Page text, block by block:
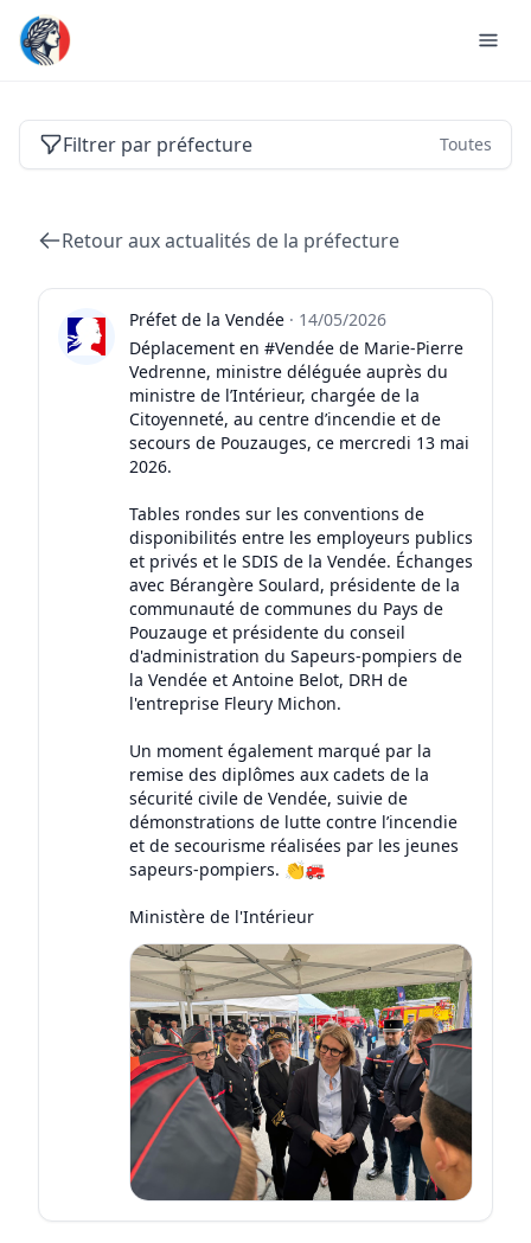
Actualités des préfectures de France
Filtrer par préfecture Toutes
Retour aux actualités de la préfecture
Préfet de la Vendée · 14/05/2026
Déplacement en #Vendée de Marie-Pierre
Vedrenne, ministre déléguée auprès du
ministre de l’Intérieur, chargée de la
Citoyenneté, au centre d’incendie et de
secours de Pouzauges, ce mercredi 13 mai
2026.
Tables rondes sur les conventions de
disponibilités entre les employeurs publics
et privés et le SDIS de la Vendée. Échanges
avec Bérangère Soulard, présidente de la
communauté de communes du Pays de
Pouzauge et présidente du conseil
d'administration du Sapeurs-pompiers de
la Vendée et Antoine Belot, DRH de
l'entreprise Fleury Michon.
Un moment également marqué par la
remise des diplômes aux cadets de la
sécurité civile de Vendée, suivie de
démonstrations de lutte contre l’incendie
et de secourisme réalisées par les jeunes
sapeurs-pompiers. 👏🚒
Ministère de l'Intérieur